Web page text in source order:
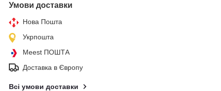
Умови доставки
Нова Пошта
Укрпошта
Meest ПОШТА
Доставка в Європу
Всі умови доставки